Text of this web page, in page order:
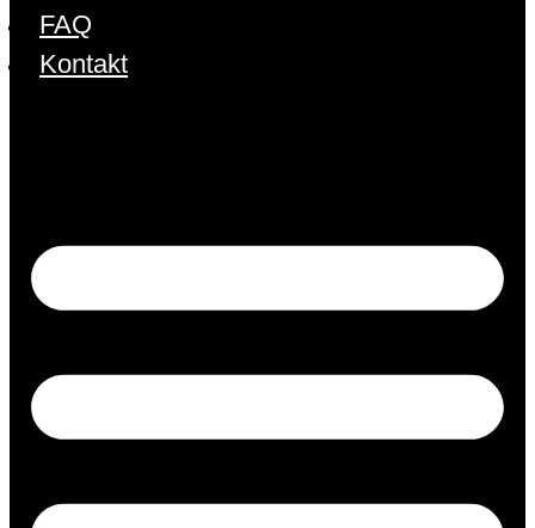
FAQ
Kontakt